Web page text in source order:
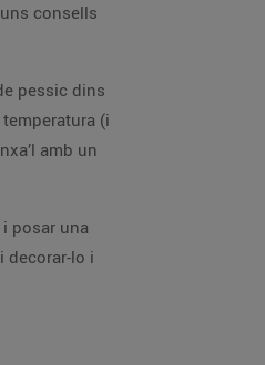
consells
pessic dins
(i
amb un
posar una
decorar-lo i